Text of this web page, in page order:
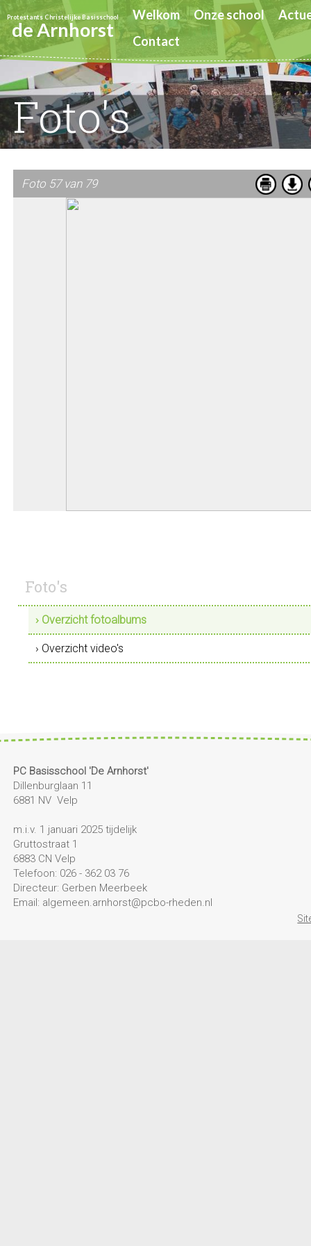
Foto's
Protestants Christelijke Basisschool
de Arnhorst
Welkom Onze school
Contact
Foto 57 van 79
Foto's
› Overzicht fotoalbums
› Overzicht video's
PC Basisschool 'De Arnhorst'
Dillenburglaan 11
6881 NV Velp
m.i.v. 1 januari 2025 tijdelijk
Gruttostraat 1
6883 CN Velp
Telefoon: 026 - 362 03 76
Directeur: Gerben Meerbeek
Email: algemeen.arnhorst@pcbo-rheden.nl